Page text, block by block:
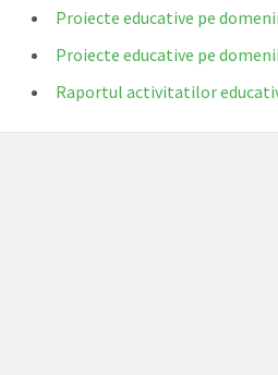
Proiecte educative pe
Proiecte educative pe
Raportul activitatilor